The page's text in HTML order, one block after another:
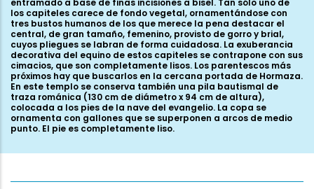
entramado a base de finas incisiones a bisel. Tan sólo uno de
los capiteles carece de fondo vegetal, ornamentándose con
tres bustos humanos de los que merece la pena destacar el
central, de gran tamaño, femenino, provisto de gorro y brial,
cuyos pliegues se labran de forma cuidadosa. La exuberancia
decorativa del equino de estos capiteles se contrapone con sus
cimacios, que son completamente lisos. Los parentescos más
próximos hay que buscarlos en la cercana portada de Hormaza.
En este templo se conserva también una pila bautismal de
traza románica (130 cm de diámetro x 94 cm de altura),
colocada a los pies de la nave del evangelio. La copa se
ornamenta con gallones que se superponen a arcos de medio
punto. El pie es completamente liso.